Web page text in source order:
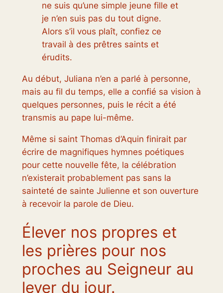
ne suis qu’une simple jeune fille et
je n’en suis pas du tout digne.
Alors s’il vous plaît, confiez ce
travail à des prêtres saints et
érudits.
Au début, Juliana n’en a parlé à personne,
mais au fil du temps, elle a confié sa vision à
quelques personnes, puis le récit a été
transmis au pape lui-même.
Même si saint Thomas d’Aquin finirait par
écrire de magnifiques hymnes poétiques
pour cette nouvelle fête, la célébration
n’existerait probablement pas sans la
sainteté de sainte Julienne et son ouverture
à recevoir la parole de Dieu.
Élever nos propres et
les prières pour nos
proches au Seigneur au
lever du jour.